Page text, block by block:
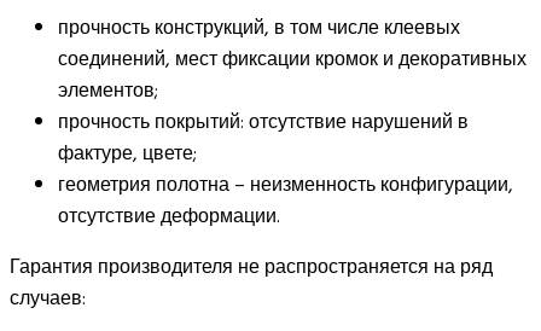
прочность конструкций, в том числе клеевых
соединений, мест фиксации кромок и декоративных
элементов;
прочность покрытий: отсутствие нарушений в
фактуре, цвете;
геометрия полотна – неизменность конфигурации,
отсутствие деформации.
Гарантия производителя не распространяется на ряд
случаев: